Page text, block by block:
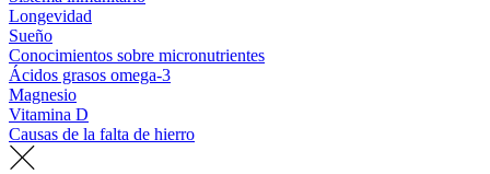
Longevidad
Sueño
Conocimientos sobre micronutrientes
Ácidos grasos omega-3
Magnesio
Vitamina D
Causas de la falta de hierro